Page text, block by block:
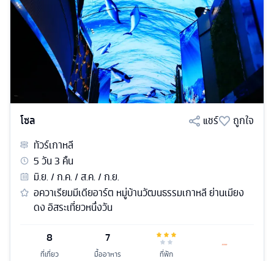
โซล แชร์
ถูกใจ
ทัวร์เกาหลี
5วัน3 คืน
มิ.ย. / ก.ค. / ส.ค. / ก.ย.
อควาเรียมมีเดียอาร์ต หมู่บ้านวัฒนธรรมเกาหลี ย่านเมียง
ดง อิสระเที่ยวหนึ่งวัน
8
ที่เที่ยว
7
มื้ออาหาร ที่พัก